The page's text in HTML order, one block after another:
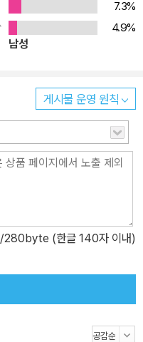
7.3%
4.9%
남성
게시물 운영 원칙
/280byte (한글 140자 이내)